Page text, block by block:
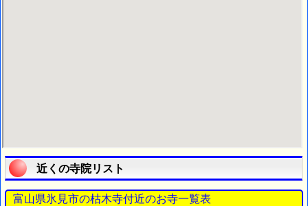
近くの寺院リスト
富山県氷見市の枯木寺付近のお寺一覧表